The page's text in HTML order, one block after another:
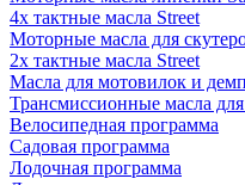
4х тактные масла Street
Моторные масла для
2х тактные масла Street
Масла для мотовилок и
Трансмиссионные масла
Велосипедная программа
Садовая программа
Лодочная программа